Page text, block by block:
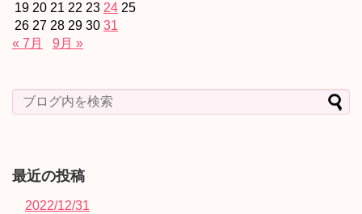
19 20 21 22 23 24 25
26 27 28 29 30 31
« 7月
9月 »
最近の投稿
2022/12/31